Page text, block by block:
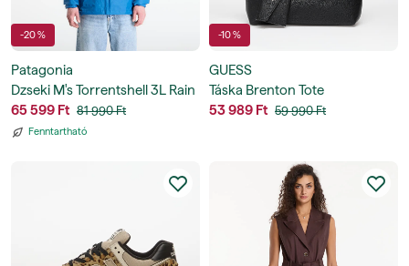
-20 %
Patagonia
Dzseki M's Torrentshell 3L Rain
Jacket
65 599 Ft 81 990 Ft
Fenntartható
-10 %
GUESS
Táska Brenton Tote
53 989 Ft 59 990 Ft